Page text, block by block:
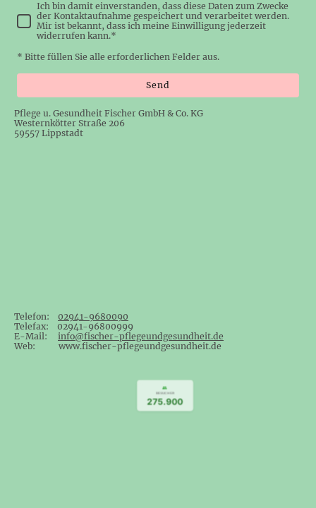
Ich bin damit einverstanden, dass diese Daten zum Zwecke
der Kontaktaufnahme gespeichert und verarbeitet werden.
Mir ist bekannt, dass ich meine Einwilligung jederzeit
widerrufen kann.*
* Bitte füllen Sie alle erforderlichen Felder aus.
Send
Pflege u. Gesundheit Fischer GmbH & Co. KG
Westernkötter Straße 206
59557 Lippstadt
Telefon: 02941-9680090
Telefax: 02941-96800999
E-Mail: info@fischer-pflegeundgesundheit.de
Web: www.fischer-pflegeundgesundheit.de
👥
BESUCHER
275.900